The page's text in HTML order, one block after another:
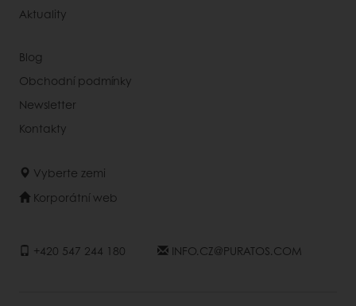
Aktuality
Blog
Obchodní podmínky
Newsletter
Kontakty
Vyberte zemi
Korporátní web
+420 547 244 180 INFO.CZ@PURATOS.COM